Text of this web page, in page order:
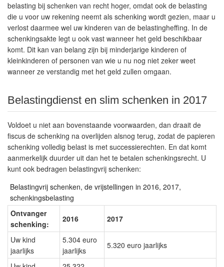
belasting bij schenken van recht hoger, omdat ook de belasting
die u voor uw rekening neemt als schenking wordt gezien, maar u
verlost daarmee wel uw kinderen van de belastingheffing. In de
schenkingsakte legt u ook vast wanneer het geld beschikbaar
komt. Dit kan van belang zijn bij minderjarige kinderen of
kleinkinderen of personen van wie u nu nog niet zeker weet
wanneer ze verstandig met het geld zullen omgaan.
Belastingdienst en slim schenken in 2017
Voldoet u niet aan bovenstaande voorwaarden, dan draait de
fiscus de schenking na overlijden alsnog terug, zodat de papieren
schenking volledig belast is met successierechten. En dat komt
aanmerkelijk duurder uit dan het te betalen schenkingsrecht. U
kunt ook bedragen belastingvrij schenken:
Belastingvrij schenken, de vrijstellingen in 2016, 2017,
schenkingsbelasting
Ontvanger
schenking:
2016 2017
Uw kind
jaarlijks
5.304 euro
jaarlijks
5.320 euro jaarlijks